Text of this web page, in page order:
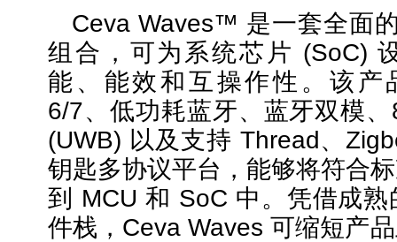
Ceva Waves™ 是一套全面
组合，可为系统芯片 (SoC)
能、能效和互操作性。该产
6/7、低功耗蓝牙、蓝牙双模
(UWB) 以及支持 Thread、
钥匙多协议平台，能够将符合
到 MCU 和 SoC 中。凭借成
件栈，Ceva Waves 可缩短产